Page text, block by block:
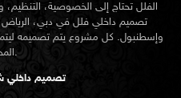
الفلل تحتاج إلى الخصوصية،
تصميم داخلي فلل في دبي،
وإسطنبول. كل مشروع يتم تصميمه
المحلي.
تصميم